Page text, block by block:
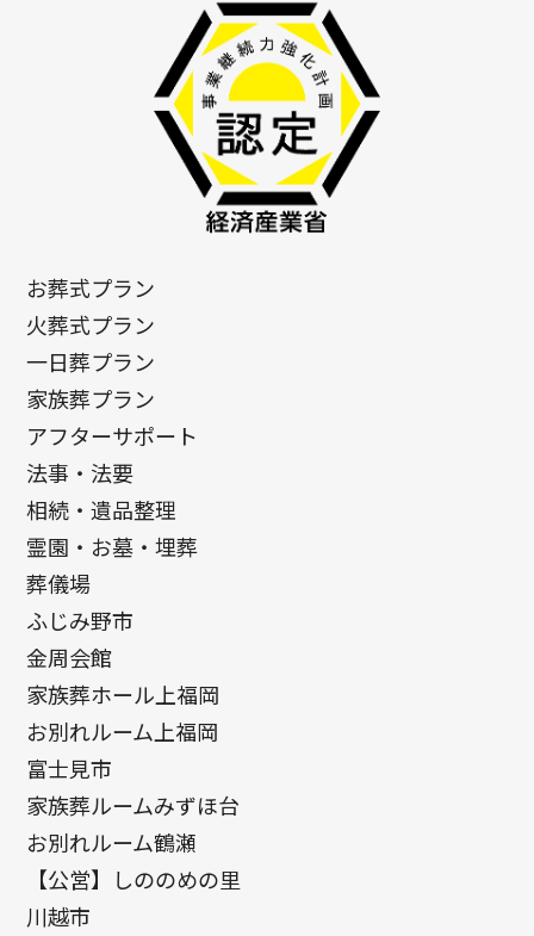
お葬式プラン
火葬式プラン
一日葬プラン
家族葬プラン
アフターサポート
法事・法要
相続・遺品整理
霊園・お墓・埋葬
葬儀場
ふじみ野市
金周会館
家族葬ホール上福岡
お別れルーム上福岡
富士見市
家族葬ルームみずほ台
お別れルーム鶴瀬
【公営】しののめの里
川越市